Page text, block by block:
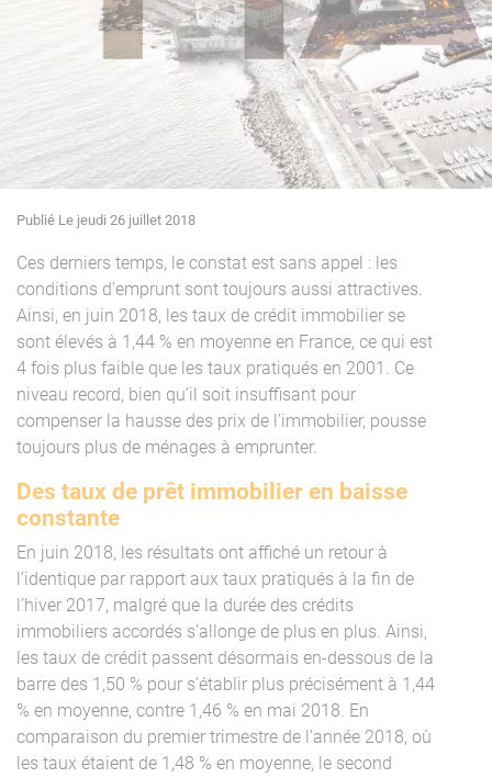
Publié Le jeudi 26 juillet 2018
Ces derniers temps, le constat est sans appel : les
conditions d’emprunt sont toujours aussi attractives.
Ainsi, en juin 2018, les taux de crédit immobilier se
sont élevés à 1,44 % en moyenne en France, ce qui est
4 fois plus faible que les taux pratiqués en 2001. Ce
niveau record, bien qu’il soit insuffisant pour
compenser la hausse des prix de l’immobilier, pousse
toujours plus de ménages à emprunter.
Des taux de prêt immobilier en baisse
constante
En juin 2018, les résultats ont affiché un retour à
l’identique par rapport aux taux pratiqués à la fin de
l’hiver 2017, malgré que la durée des crédits
immobiliers accordés s’allonge de plus en plus. Ainsi,
les taux de crédit passent désormais en-dessous de la
barre des 1,50 % pour s’établir plus précisément à 1,44
% en moyenne, contre 1,46 % en mai 2018. En
comparaison du premier trimestre de l’année 2018, où
les taux étaient de 1,48 % en moyenne, le second